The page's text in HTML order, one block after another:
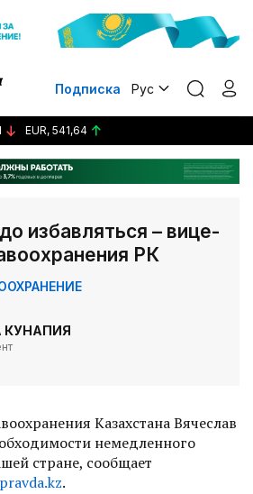
Подписка Рус
EUR, 541,64
избавляться – вице-
РК
КУНАПИЯ
Казахстана Вячеслав
немедленного
стране, сообщает
.